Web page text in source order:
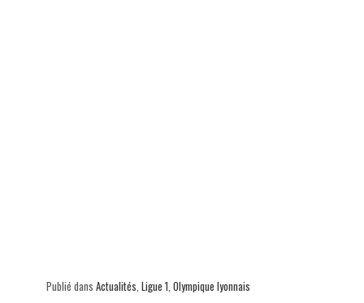
Publié dans Actualités Ligue 1 Olympique lyonnais